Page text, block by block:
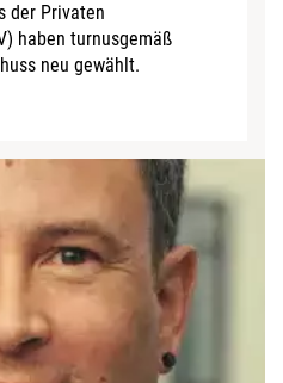
der Privaten
haben turnusgemäß
neu gewählt.